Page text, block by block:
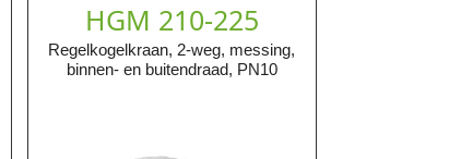
HGM 210-225
Regelkogelkraan, 2-weg, messing,
binnen- en buitendraad, PN10